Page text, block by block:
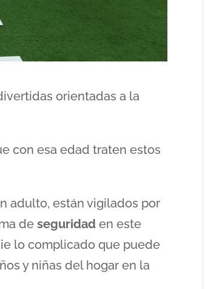
orientadas a la
con esa edad traten estos
adulto, están vigilados por
deseguridad en este
lo complicado que puede
y niñas del hogar en la